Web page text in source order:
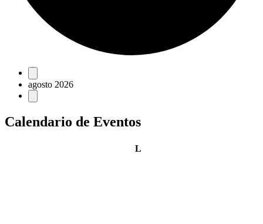
Eventos
agosto 2026
Calendario de Eventos
Llunes